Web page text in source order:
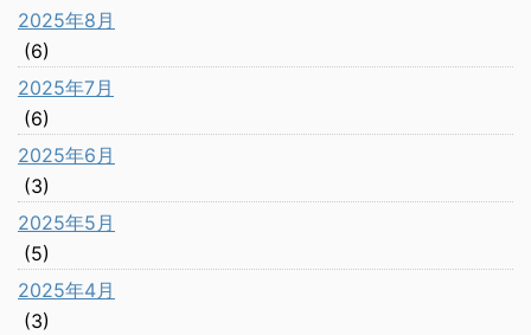
2025年8月
(6)
2025年7月
(6)
2025年6月
(3)
2025年5月
(5)
2025年4月
(3)